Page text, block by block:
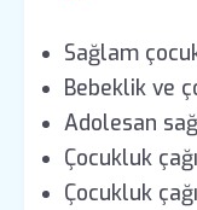
Sağlam
Bebeklik ve
Adolesan
Çocukluk
Çocukluk